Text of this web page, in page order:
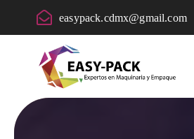
easypack.cdmx@gmail.com